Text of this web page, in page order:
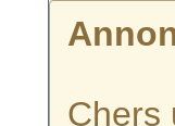
Chers